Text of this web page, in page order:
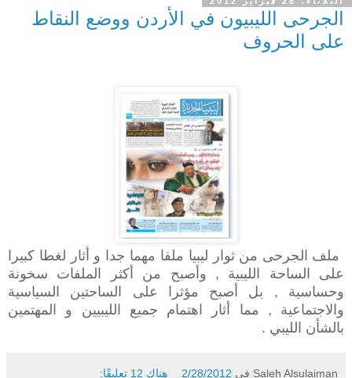
الجرحى الليبيون في الأردن ووضع النقاط
على الحروف
ملف الجرحى من ثوار ليبيا ملفا مهما جدا و أثار لغطا كبيرا
على الساحة الليبية , وأصبح من أكثر الملفات سخونة
وحساسية , بل أصبح مؤثرا على الساحتين السياسية
والاجتماعية , مما أثار اهتمام جميع الليبيين و المهتمين
بالشأن الليبي .
Saleh Alsulaiman في 2/28/2012 هناك 12 تعليقًا: